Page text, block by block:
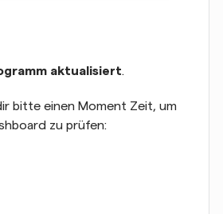
aktualisiert.
bitte einen Moment Zeit, um
zu prüfen: